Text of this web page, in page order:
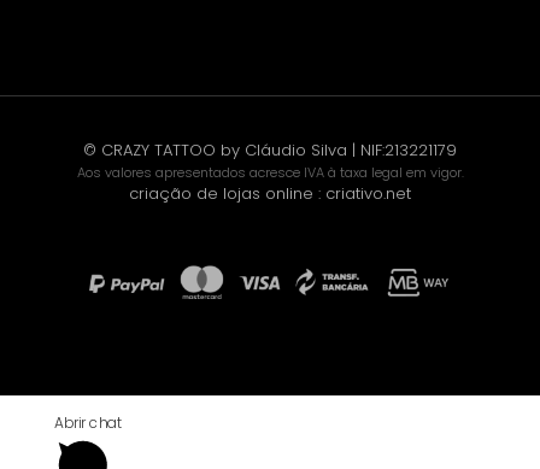
© CRAZY TATTOO by Cláudio Silva | NIF:213221179
Aos valores apresentados acresce IVA à taxa legal em vigor.
criação de lojas online : criativo.net
Abrir chat